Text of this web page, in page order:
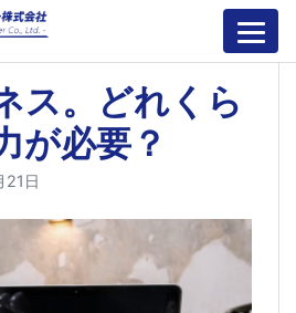
ス。どれくら
が必要？
21日